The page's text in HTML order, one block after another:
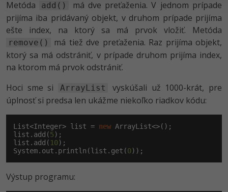
Metóda
add()
má dve preťaženia. V jednom prípade
prijíma iba pridávaný objekt, v druhom prípade prijíma
ešte index, na ktorý sa má prvok vložiť. Metóda
remove()
má tiež dve preťaženia. Raz prijíma objekt,
ktorý sa má odstrániť, v prípade druhom prijíma index,
na ktorom má prvok odstrániť.
Hoci sme si
ArrayList
vyskúšali už 1000-krát, pre
úplnosť si predsa len ukážme niekoľko riadkov kódu:
List<Integer> list = new ArrayList<>();
list.add(5);
list.add( 10);
System.out.println(list.get(0));
Výstup programu: